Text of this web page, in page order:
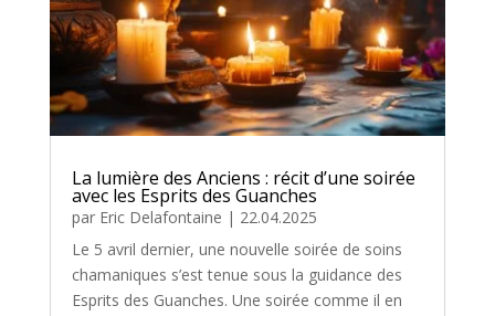
La lumière des Anciens : récit d’une soirée
avec les Esprits des Guanches
par Eric Delafontaine | 22.04.2025
Le 5 avril dernier, une nouvelle soirée de soins
chamaniques s’est tenue sous la guidance des
Esprits des Guanches. Une soirée comme il en